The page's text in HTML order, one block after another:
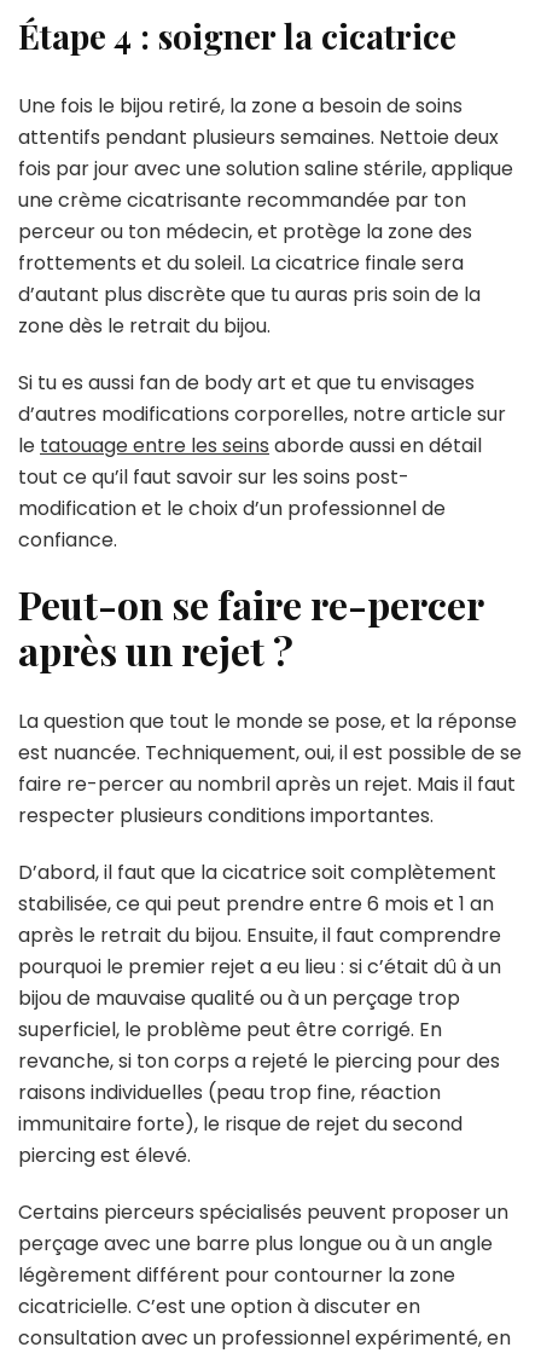
Étape 4 : soigner la cicatrice
Une fois le bijou retiré, la zone a besoin de soins
attentifs pendant plusieurs semaines. Nettoie deux
fois par jour avec une solution saline stérile, applique
une crème cicatrisante recommandée par ton
perceur ou ton médecin, et protège la zone des
frottements et du soleil. La cicatrice finale sera
d’autant plus discrète que tu auras pris soin de la
zone dès le retrait du bijou.
Si tu es aussi fan de body art et que tu envisages
d’autres modifications corporelles, notre article sur
le tatouage entre les seins aborde aussi en détail
tout ce qu’il faut savoir sur les soins post-
modification et le choix d’un professionnel de
confiance.
Peut-on se faire re-percer
après un rejet ?
La question que tout le monde se pose, et la réponse
est nuancée. Techniquement, oui, il est possible de se
faire re-percer au nombril après un rejet. Mais il faut
respecter plusieurs conditions importantes.
D’abord, il faut que la cicatrice soit complètement
stabilisée, ce qui peut prendre entre 6 mois et 1 an
après le retrait du bijou. Ensuite, il faut comprendre
pourquoi le premier rejet a eu lieu : si c’était dû à un
bijou de mauvaise qualité ou à un perçage trop
superficiel, le problème peut être corrigé. En
revanche, si ton corps a rejeté le piercing pour des
raisons individuelles (peau trop fine, réaction
immunitaire forte), le risque de rejet du second
piercing est élevé.
Certains pierceurs spécialisés peuvent proposer un
perçage avec une barre plus longue ou à un angle
légèrement différent pour contourner la zone
cicatricielle. C’est une option à discuter en
consultation avec un professionnel expérimenté, en